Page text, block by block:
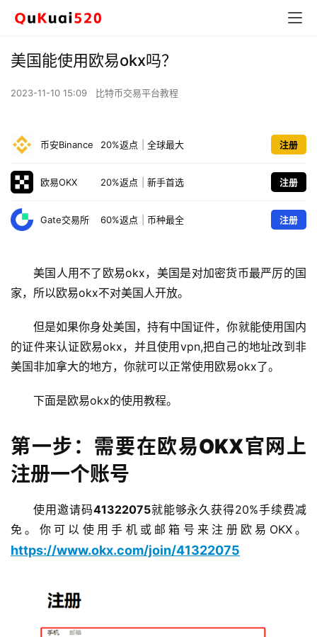
美国能使用欧易okx吗？
2023-11-10 15:09 比特币交易平台教程
币安Binance 20%返点 全球最大 注册
欧易OKX 20%返点 新手首选 注册
Gate交易所 60%返点 币种最全 注册
美国人用不了欧易okx，美国是对加密货币最严厉的国
家，所以欧易okx不对美国人开放。
但是如果你身处美国，持有中国证件，你就能使用国内
的证件来认证欧易okx，并且使用vpn,把自己的地址改到非
美国非加拿大的地方，你就可以正常使用欧易okx了。
下面是欧易okx的使用教程。
第一步：需要在欧易OKX官网上
注册一个账号
使用邀请码41322075就能够永久获得20%手续费减
免。你可以使用手机或邮箱号来注册欧易OKX。
https://www.okx.com/join/41322075